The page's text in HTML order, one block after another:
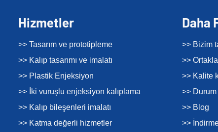
Hizmetler
>> Tasarım ve prototipleme
>> Kalıp tasarımı ve imalatı
>> Plastik Enjeksiyon
>> İki vuruşlu enjeksiyon kalıplama
>> Kalıp bileşenleri imalatı
>> Katma değerli hizmetler
Daha
>> Bizim
>>
>> Kalite
>> Durum
>> Blog
>>